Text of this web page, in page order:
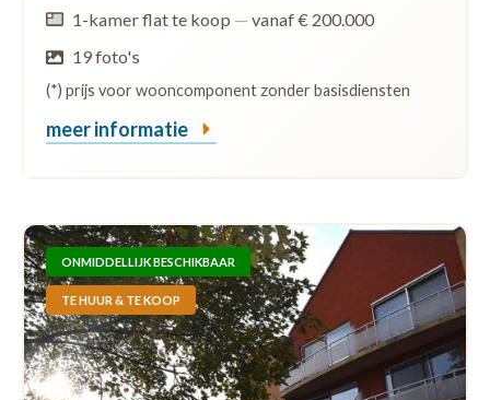
1-kamer flat te koop — vanaf € 200.000
19 foto's
(*) prijs voor wooncomponent zonder basisdiensten
meer informatie
ONMIDDELLIJK BESCHIKBAAR
TE HUUR & TE KOOP